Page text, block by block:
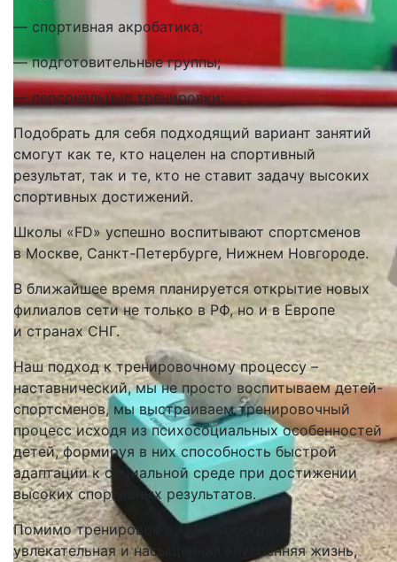
— спортивная акробатика;
— подготовительные группы;
— персональные тренировки;
Подобрать для себя подходящий вариант занятий
смогут как те, кто нацелен на спортивный
результат, так и те, кто не ставит задачу высоких
спортивных достижений.
Школы «FD» успешно воспитывают спортсменов
в Москве, Санкт-Петербурге, Нижнем Новгороде.
В ближайшее время планируется открытие новых
филиалов сети не только в РФ, но и в Европе
и странах СНГ.
Наш подход к тренировочному процессу –
наставнический, мы не просто воспитываем детей-
спортсменов, мы выстраиваем тренировочный
процесс исходя из психосоциальных особенностей
детей, формируя в них способность быстрой
адаптации к социальной среде при достижении
высоких спортивных результатов.
Помимо тренировок в «FD» вас ждет
увлекательная и насыщенная внутренняя жизнь,